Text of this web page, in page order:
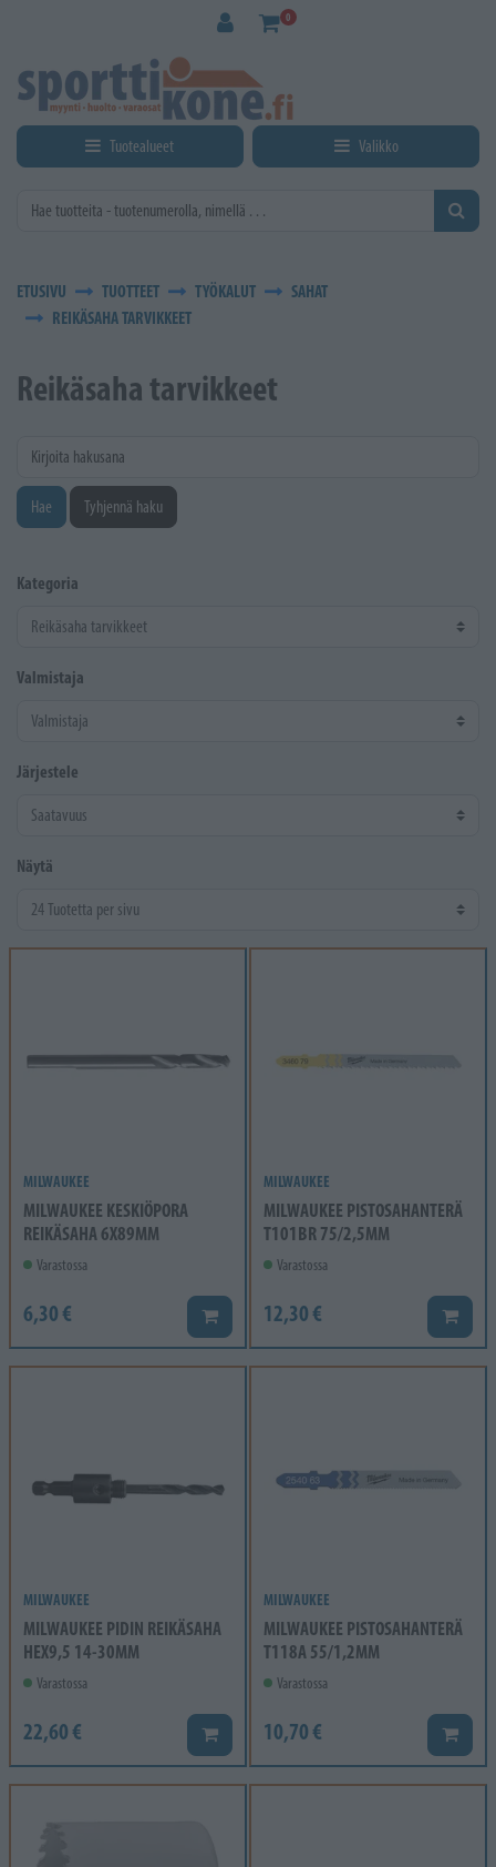
0
Tuotealueet Valikko
ETUSIVU TUOTTEET TYÖKALUT
SAHAT
REIKÄSAHA TARVIKKEET
Reikäsaha tarvikkeet
Kirjoita hakusana
Hae Tyhjennä haku
Kategoria
Valmistaja
Järjestele
Näytä
MILWAUKEE
MILWAUKEE KESKIÖPORA
REIKÄSAHA 6X89MM
Varastossa
6,30 € Lisää koriin
MILWAUKEE
MILWAUKEE PISTOSAHANTERÄ
T101BR 75/2,5MM
Varastossa
12,30 € Lisää
MILWAUKEE
MILWAUKEE PIDIN REIKÄSAHA
HEX9,5 14-30MM
Varastossa
22,60 € Lisää koriin
MILWAUKEE
MILWAUKEE PISTOSAHANTERÄ
T118A 55/1,2MM
Varastossa
10,70 € Lisää